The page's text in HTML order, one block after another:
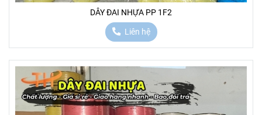
DÂY ĐAI NHỰA PP 1F2
Liên hệ